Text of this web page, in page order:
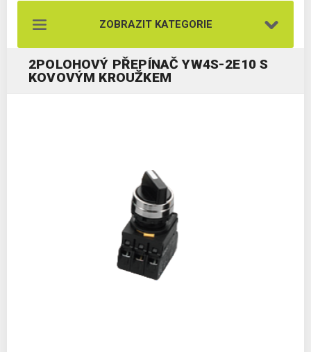
ZOBRAZIT KATEGORIE
2POLOHOVÝ PŘEPÍNAČ YW4S-2E10 S
KOVOVÝM KROUŽKEM